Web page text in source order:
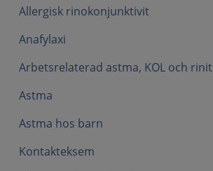
Allergisk rinokonjunktivit
Anafylaxi
Arbetsrelaterad astma, KOL och rinit
Astma
Astma hos barn
Kontakteksem